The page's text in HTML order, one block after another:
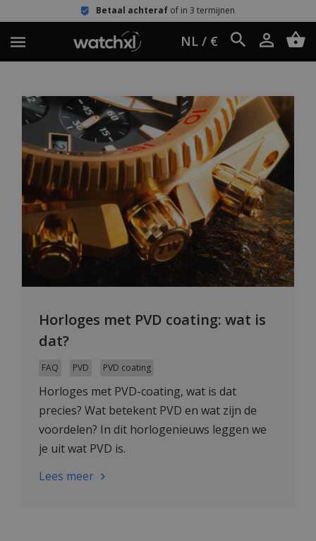
Betaal achteraf of in 3 termijnen
NL / €
Horloges met PVD coating: wat is
dat?
FAQ PVD PVD coating
Horloges met PVD-coating, wat is dat
precies? Wat betekent PVD en wat zijn de
voordelen? In dit horlogenieuws leggen we
je uit wat PVD is.
Lees meer